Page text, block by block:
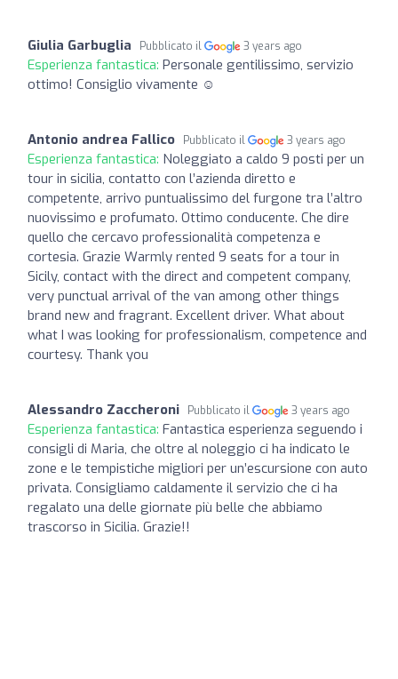
Giulia Garbuglia Pubblicato il 3 years ago
Esperienza fantastica: Personale gentilissimo, servizio
ottimo! Consiglio vivamente ☺️
Antonio andrea Fallico Pubblicato il 3 years ago
Esperienza fantastica: Noleggiato a caldo 9 posti per un
tour in sicilia, contatto con l’azienda diretto e
competente, arrivo puntualissimo del furgone tra l’altro
nuovissimo e profumato. Ottimo conducente. Che dire
quello che cercavo professionalità competenza e
cortesia. Grazie Warmly rented 9 seats for a tour in
Sicily, contact with the direct and competent company,
very punctual arrival of the van among other things
brand new and fragrant. Excellent driver. What about
what I was looking for professionalism, competence and
courtesy. Thank you
Alessandro Zaccheroni Pubblicato il 3 years ago
Esperienza fantastica: Fantastica esperienza seguendo i
consigli di Maria, che oltre al noleggio ci ha indicato le
zone e le tempistiche migliori per un’escursione con auto
privata. Consigliamo caldamente il servizio che ci ha
regalato una delle giornate più belle che abbiamo
trascorso in Sicilia. Grazie!!